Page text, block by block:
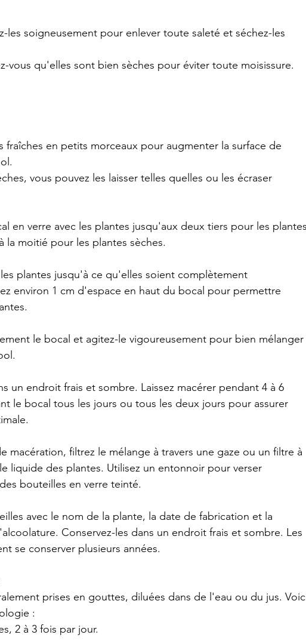
les soigneusement pour enlever toute saleté et séchez-les
vous qu'elles sont bien sèches pour éviter toute moisissure.
fraîches en petits morceaux pour augmenter la surface de
vous pouvez les laisser telles quelles ou les écraser
en verre avec les plantes jusqu'aux deux tiers pour les plantes
la moitié pour les plantes sèches.
plantes jusqu'à ce qu'elles soient complètement
environ 1 cm d'espace en haut du bocal pour permettre
le bocal et agitez-le vigoureusement pour bien mélanger
un endroit frais et sombre. Laissez macérer pendant 4 à 6
le bocal tous les jours ou tous les deux jours pour assurer
macération, filtrez le mélange à travers une gaze ou un filtre à
liquide des plantes. Utilisez un entonnoir pour verser
bouteilles en verre teinté.
avec le nom de la plante, la date de fabrication et la
Conservez-les dans un endroit frais et sombre. Les
se conserver plusieurs années.
prises en gouttes, diluées dans de l'eau ou du jus.
:
2 à 3 fois par jour.